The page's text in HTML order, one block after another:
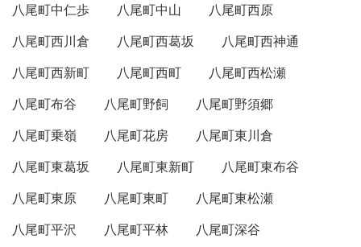
八尾町中仁歩
八尾町中山
八尾町西原
八尾町西川倉
八尾町西葛坂
八尾町西神通
八尾町西新町
八尾町西町
八尾町西松瀬
八尾町布谷
八尾町野飼
八尾町野須郷
八尾町乗嶺
八尾町花房
八尾町東川倉
八尾町東葛坂
八尾町東新町
八尾町東布谷
八尾町東原
八尾町東町
八尾町東松瀬
八尾町平沢
八尾町平林
八尾町深谷